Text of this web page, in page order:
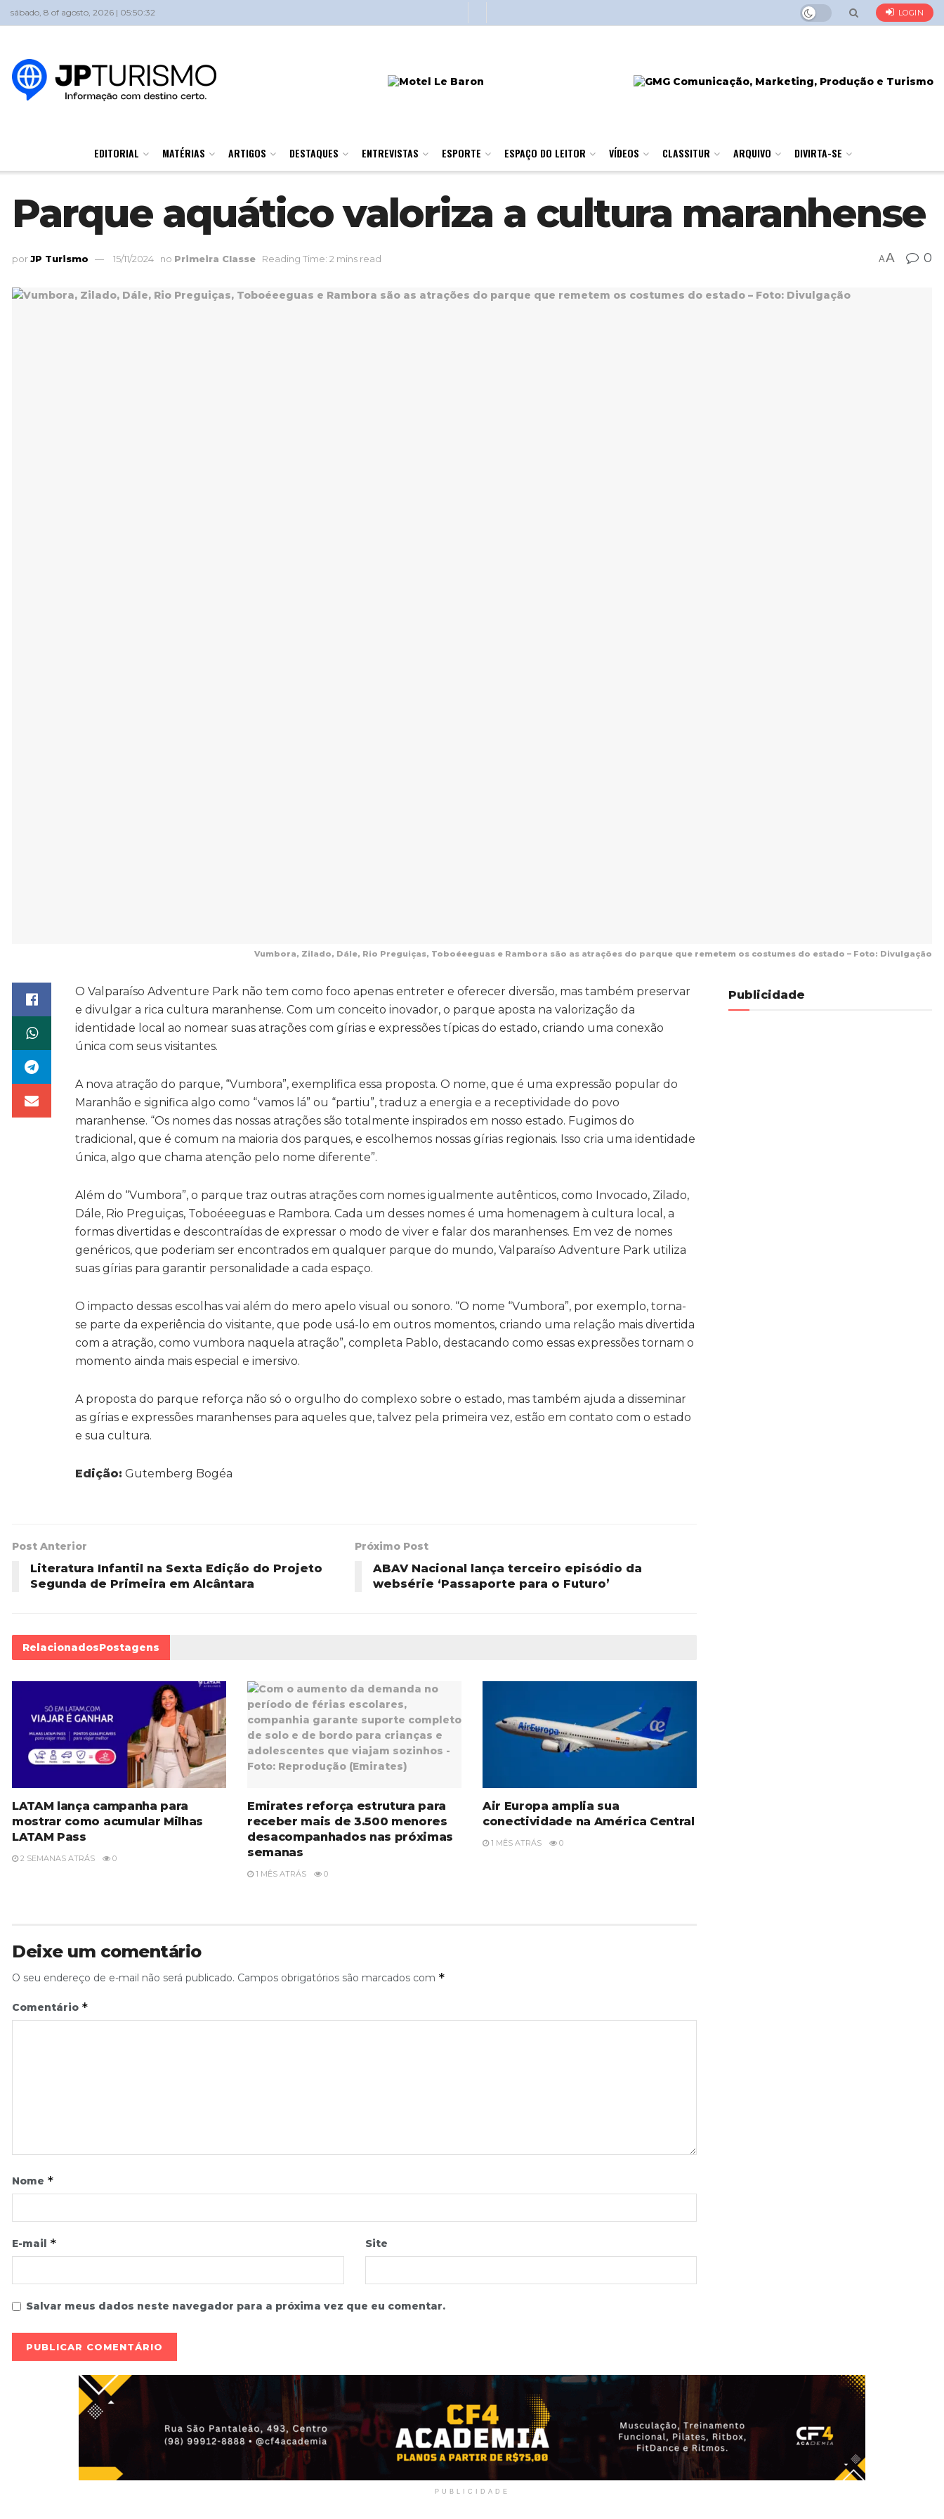
sábado, 8 of agosto, 2026 | 05:50:32 LOGIN
EDITORIAL MATÉRIAS ARTIGOS DESTAQUES ENTREVISTAS ESPORTE ESPAÇO DO LEITOR VÍDEOS CLASSITUR ARQUIVO DIVIRTA-SE
Parque aquático valoriza a cultura maranhense
porJP Turismo 15/11/2024 no Primeira Classe Reading Time: 2 mins read AA 0
Vumbora, Zilado, Dále, Rio Preguiças, Toboéeeguas e Rambora são as atrações do parque que remetem os costumes do estado – Foto: Divulgação
O Valparaíso Adventure Park não tem como foco apenas entreter e oferecer diversão, mas também preservar
e divulgar a rica cultura maranhense. Com um conceito inovador, o parque aposta na valorização da
identidade local ao nomear suas atrações com gírias e expressões típicas do estado, criando uma conexão
única com seus visitantes.
A nova atração do parque, “Vumbora”, exemplifica essa proposta. O nome, que é uma expressão popular do
Maranhão e significa algo como “vamos lá” ou “partiu”, traduz a energia e a receptividade do povo
maranhense. “Os nomes das nossas atrações são totalmente inspirados em nosso estado. Fugimos do
tradicional, que é comum na maioria dos parques, e escolhemos nossas gírias regionais. Isso cria uma identidade
única, algo que chama atenção pelo nome diferente”.
Além do “Vumbora”, o parque traz outras atrações com nomes igualmente autênticos, como Invocado, Zilado,
Dále, Rio Preguiças, Toboéeeguas e Rambora. Cada um desses nomes é uma homenagem à cultura local, a
formas divertidas e descontraídas de expressar o modo de viver e falar dos maranhenses. Em vez de nomes
genéricos, que poderiam ser encontrados em qualquer parque do mundo, Valparaíso Adventure Park utiliza
suas gírias para garantir personalidade a cada espaço.
O impacto dessas escolhas vai além do mero apelo visual ou sonoro. “O nome “Vumbora”, por exemplo, torna-
se parte da experiência do visitante, que pode usá-lo em outros momentos, criando uma relação mais divertida
com a atração, como vumbora naquela atração”, completa Pablo, destacando como essas expressões tornam o
momento ainda mais especial e imersivo.
A proposta do parque reforça não só o orgulho do complexo sobre o estado, mas também ajuda a disseminar
as gírias e expressões maranhenses para aqueles que, talvez pela primeira vez, estão em contato com o estado
e sua cultura.
Edição: Gutemberg Bogéa
Post Anterior
Literatura Infantil na Sexta Edição do Projeto
Segunda de Primeira em Alcântara
Próximo Post
ABAV Nacional lança terceiro episódio da
websérie ‘Passaporte para o Futuro’
RelacionadosPostagens
LATAM lança campanha para
mostrar como acumular Milhas
LATAM Pass
2 SEMANAS ATRÁS 0
Emirates reforça estrutura para
receber mais de 3.500 menores
desacompanhados nas próximas
semanas
1 MÊS ATRÁS 0
Air Europa amplia sua
conectividade na América Central
1 MÊS ATRÁS 0
Deixe um comentário
O seu endereço de e-mail não será publicado. Campos obrigatórios são marcados com *
Comentário *
Nome *
E-mail * Site
Salvar meus dados neste navegador para a próxima vez que eu comentar.
Publicidade
PUBLICIDADE